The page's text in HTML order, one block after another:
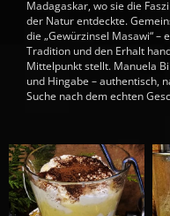
Madagaskar, wo sie die
der Natur entdeckte.
die „Gewürzinsel Masawi“ –
Tradition und den Erhalt
Mittelpunkt stellt. Manuela
und Hingabe – authentisch,
Suche nach dem echten